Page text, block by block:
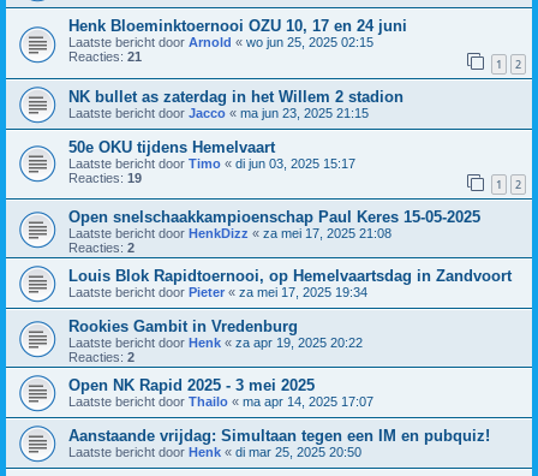
Henk Bloeminktoernooi OZU 10, 17 en 24 juni
Laatste bericht door Arnold « wo jun 25, 2025 02:15
Reacties: 21 1 2
NK bullet as zaterdag in het Willem 2 stadion
Laatste bericht door Jacco « ma jun 23, 2025 21:15
50e OKU tijdens Hemelvaart
Laatste bericht door Timo « di jun 03, 2025 15:17
Reacties: 19 1 2
Open snelschaakkampioenschap Paul Keres 15-05-2025
Laatste bericht door HenkDizz « za mei 17, 2025 21:08
Reacties: 2
Louis Blok Rapidtoernooi, op Hemelvaartsdag in Zandvoort
Laatste bericht door Pieter « za mei 17, 2025 19:34
Rookies Gambit in Vredenburg
Laatste bericht door Henk « za apr 19, 2025 20:22
Reacties: 2
Open NK Rapid 2025 - 3 mei 2025
Laatste bericht door Thailo « ma apr 14, 2025 17:07
Aanstaande vrijdag: Simultaan tegen een IM en pubquiz!
Laatste bericht door Henk « di mar 25, 2025 20:50